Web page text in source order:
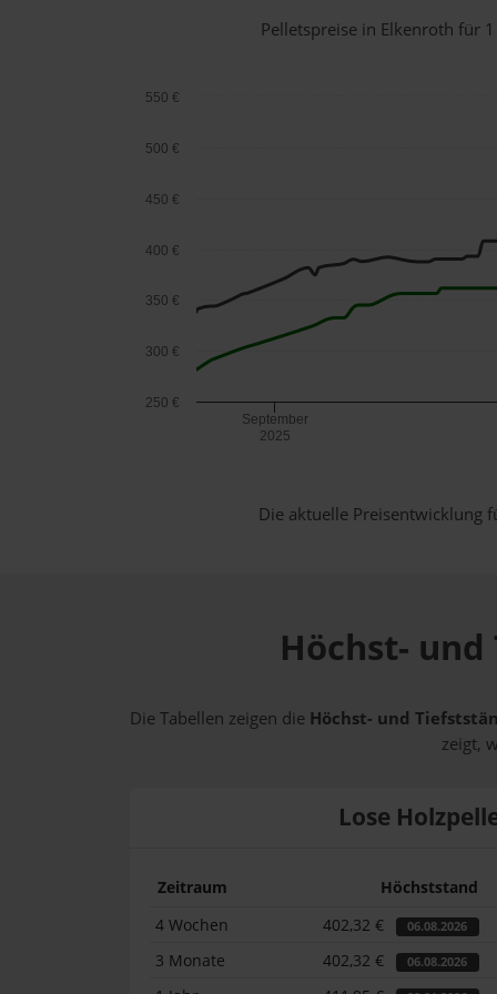
Pelletspreise in Elkenroth für
September
2025
250 €
300 €
350 €
400 €
450 €
500 €
550 €
Die aktuelle Preisentwicklung
Höchst-
Die Tabellen zeigen die Höchst- und
zeigt,
Lose
Zeitraum Höchststand
4 Wochen
402,32 € 06.08.2026
3 Monate 402,32 € 06.08.2026